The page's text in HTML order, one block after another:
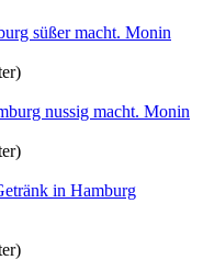
Monin
Monin